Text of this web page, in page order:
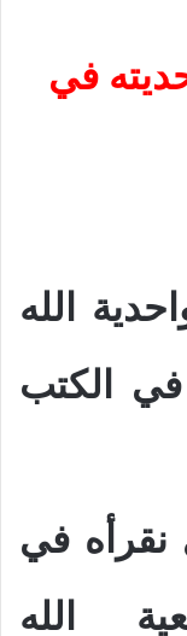
في
الله
في الكتب
نقرأه في
الله